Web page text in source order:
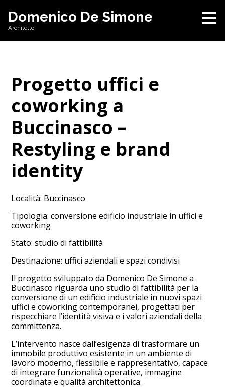
Passa
ai
contenuti
Domenico De Simone
Architetto
Progetto uffici e
coworking a
Buccinasco –
Restyling e brand
identity
Località: Buccinasco
Tipologia: conversione edificio industriale in uffici e
coworking
Stato: studio di fattibilità
Destinazione: uffici aziendali e spazi condivisi
Il progetto sviluppato da Domenico De Simone a
Buccinasco riguarda uno studio di fattibilità per la
conversione di un edificio industriale in nuovi spazi
uffici e coworking contemporanei, progettati per
rispecchiare l’identità visiva e i valori aziendali della
committenza.
L’intervento nasce dall’esigenza di trasformare un
immobile produttivo esistente in un ambiente di
lavoro moderno, flessibile e rappresentativo, capace
di integrare funzionalità operative, immagine
coordinata e qualità architettonica.